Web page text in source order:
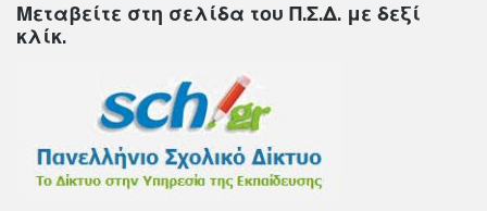
Μεταβείτε στη σελίδα του Π.Σ.Δ. με δεξί
κλίκ.